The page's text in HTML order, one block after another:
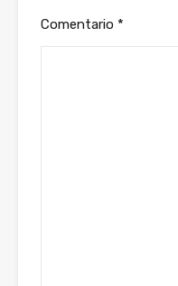
Comentario *